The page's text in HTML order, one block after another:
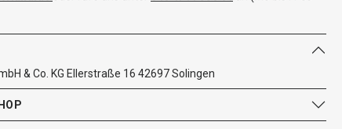
& Co. KG Ellerstraße 16 42697 Solingen